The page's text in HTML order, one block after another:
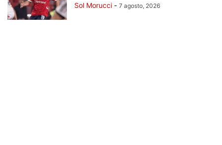
Sol Morucci - 7 agosto, 2026